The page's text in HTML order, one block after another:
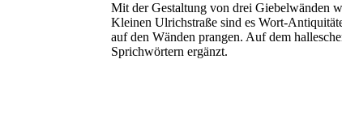
Mit der Gestaltung von drei Giebelwänden
Kleinen Ulrichstraße sind es Wort-
auf den Wänden prangen. Auf dem
Sprichwörtern ergänzt.